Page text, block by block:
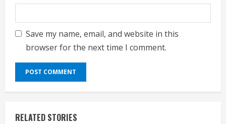
Save my name, email, and website in this
browser for the next time I comment.
RELATED STORIES